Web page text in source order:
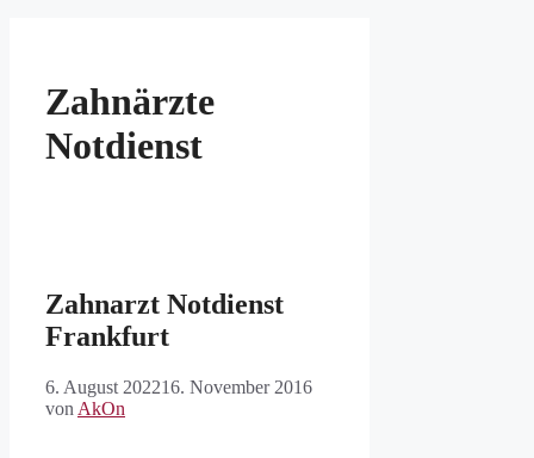
Zahnärzte
Notdienst
Zahnarzt Notdienst
Frankfurt
6. August 202216. November 2016
von AkOn